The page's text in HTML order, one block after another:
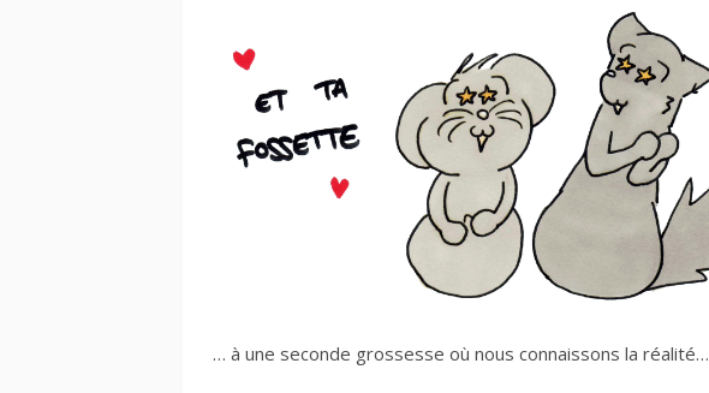
… à une seconde grossesse où nous connaissons la réalité…